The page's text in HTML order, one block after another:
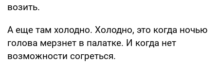
возить.
А еще там холодно. Холодно, это когда ночью
голова мерзнет в палатке. И когда нет
возможности согреться.